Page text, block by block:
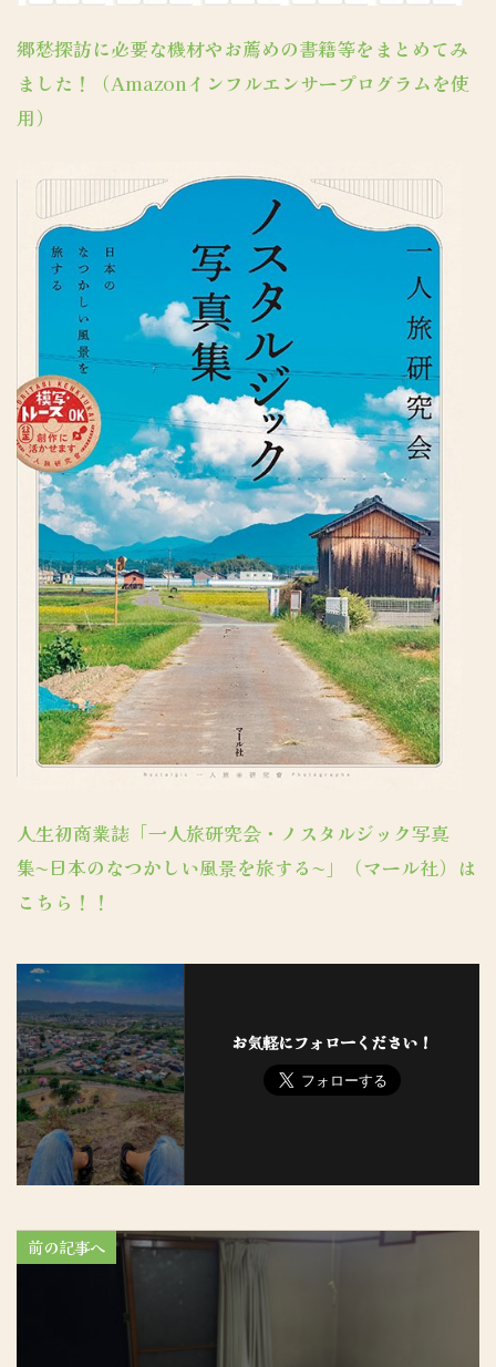
郷愁探訪に必要な機材やお薦めの書籍等をまとめてみ
ました！（Amazonインフルエンサープログラムを使
用）
人生初商業誌「一人旅研究会・ノスタルジック写真
集〜日本のなつかしい風景を旅する〜」（マール社）は
こちら！！
お気軽にフォローください！
前の記事へ